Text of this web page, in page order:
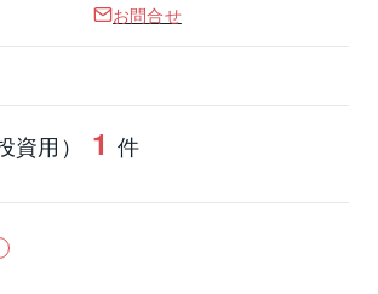
お問合せ
資用） 1 件